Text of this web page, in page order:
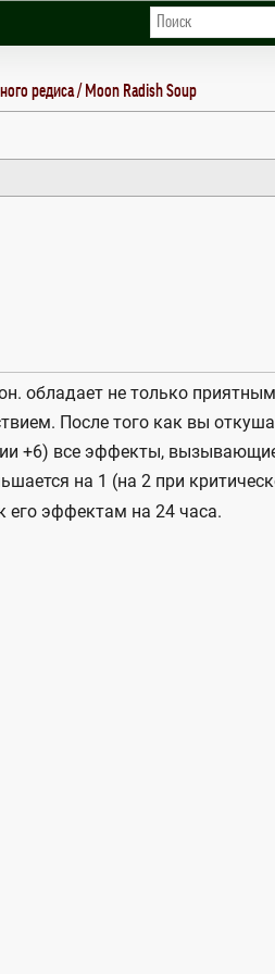
редиса / Moon Radish Soup
обладает не только
После того как вы
+6) все эффекты,
на 1 (на 2 при
его эффектам на 24 часа.